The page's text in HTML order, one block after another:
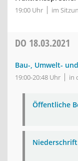
19:00 Uhr im
DO 18.03.2021
Bau-, Umwelt-
19:00-20:48 Uhr in
Öffentliche